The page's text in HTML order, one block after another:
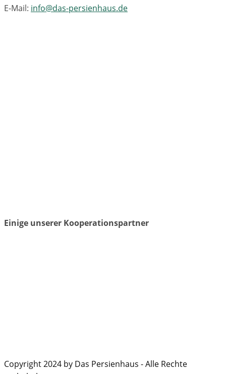
E-Mail: info@das-persienhaus.de
Einige unserer Kooperationspartner
Copyright 2024 by Das Persienhaus - Alle Rechte